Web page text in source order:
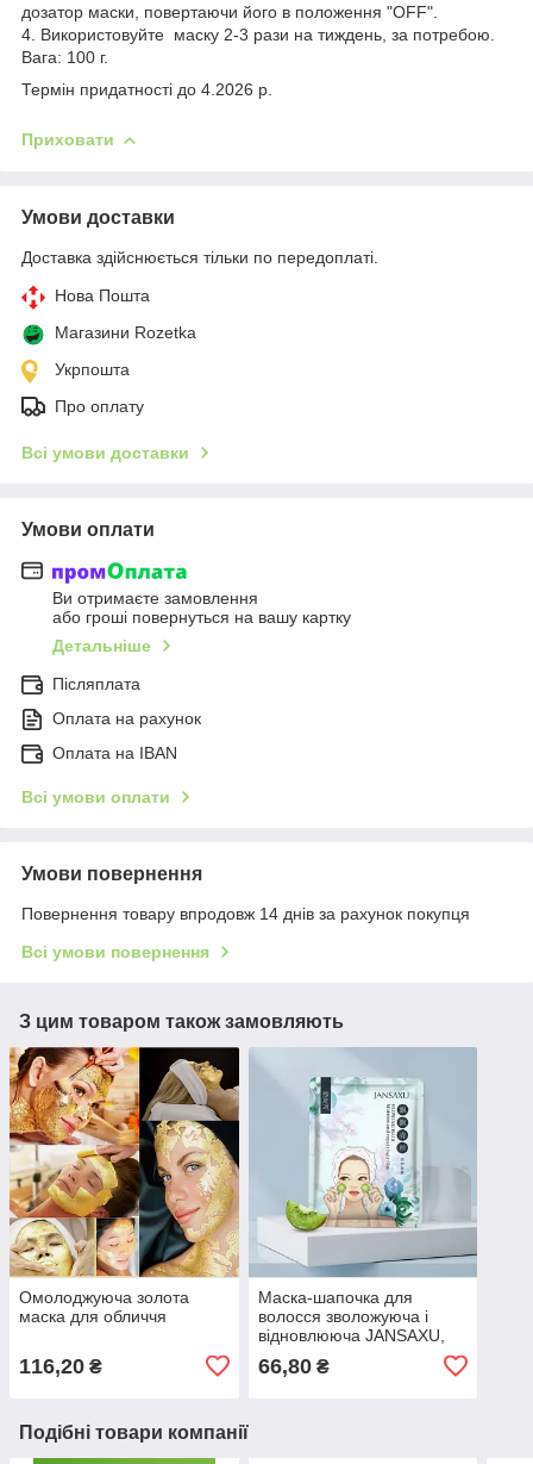
дозатор маски, повертаючи його в положення "OFF".
4. Використовуйте маску 2-3 рази на тиждень, за потребою.
Вага: 100 г.
Термін придатності до 4.2026 р.
Приховати
Умови доставки
Доставка здійснюється тільки по передоплаті.
Нова Пошта
Магазини Rozetka
Укрпошта
Про оплату
Всі умови доставки
Умови оплати
Ви отримаєте замовлення
або гроші повернуться на вашу картку
Детальніше
Післяплата
Оплата на рахунок
Оплата на IBAN
Всі умови оплати
Умови повернення
Повернення товару впродовж 14 днів за рахунок покупця
Всі умови повернення
З цим товаром також замовляють
Омолоджуюча золота
маска для обличчя
116,20 ₴
Маска-шапочка для
волосся зволожуюча і
відновлююча JANSAXU,
66,80₴
Подібні товари компанії